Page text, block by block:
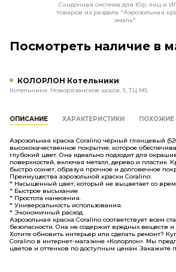
Скидочная система для Юр. лиц и
товаров из раздела "Аэрозольная
эмаль"
Посмотреть наличие в
КОЛОРЛОН Котельники
Котельники, Новорязанское шоссе, 5, ТЦ М5
ОПИСАНИЕ ХАРАКТЕРИСТИКИ ПОХОЖИЕ
Аэрозольная краска Coralino чёрный глянцевый
высококачественное покрытие, которое
глубокий цвет. Она идеально подходит для
поверхностей, включая металл, дерево и пластик.
быстро сохнет, образуя прочное и долговечное
Преимущества аэрозольной краски Coralino:
* Насыщенный цвет, который не выцветает со
* Быстрое высыхание.
* Простота нанесения.
* Универсальность использования.
* Экономичный расход.
Аэрозольная краска Coralino соответствует всем
безопасности. Она не содержит вредных веществ
Хотите обновить интерьер или сделать ремонт?
Coralino в интернет-магазине «Колорлон». Мы
цветов и оттенков по доступным ценам. Закажите